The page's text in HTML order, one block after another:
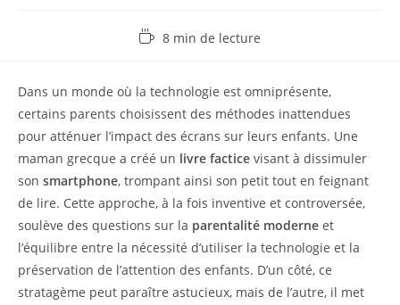
Temps8 min de lecture
Dans un monde où la technologie est omniprésente,
certains parents choisissent des méthodes inattendues
pour atténuer l’impact des écrans sur leurs enfants. Une
maman grecque a créé un livre factice visant à dissimuler
son smartphone, trompant ainsi son petit tout en feignant
de lire. Cette approche, à la fois inventive et controversée,
soulève des questions sur la parentalité moderne et
l’équilibre entre la nécessité d’utiliser la technologie et la
préservation de l’attention des enfants. D’un côté, ce
stratagème peut paraître astucieux, mais de l’autre, il met